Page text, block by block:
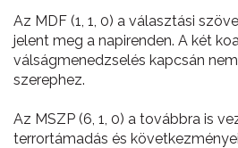
Az MDF (1, 1, 0) a választási
jelent meg a napirenden. A két
válságmenedzselés kapcsán
szerephez.
Az MSZP (6, 1, 0) a továbbra is
terrortámadás és